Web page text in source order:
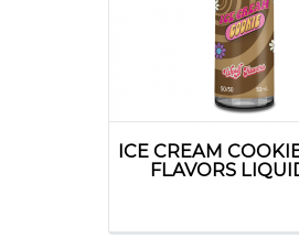
ICE CREAM
FLAVORS